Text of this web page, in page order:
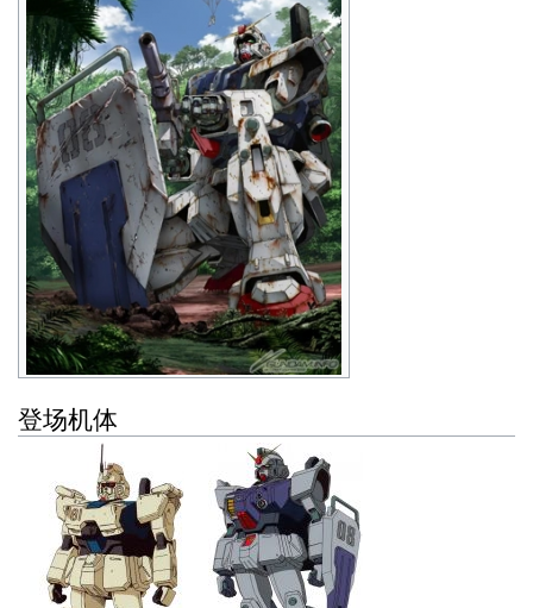
登场机体